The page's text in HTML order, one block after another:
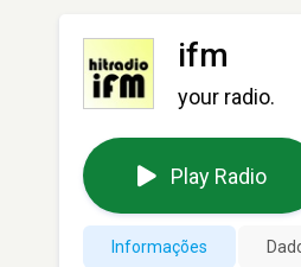
ifm
your radio.
Play Radio
Informações